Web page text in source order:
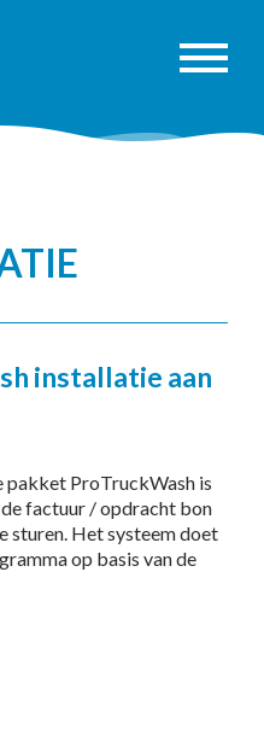
installatie aan
ProTruckWash is
factuur / opdracht bon
sturen. Het systeem doet
op basis van de